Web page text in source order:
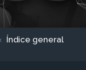
Índice general